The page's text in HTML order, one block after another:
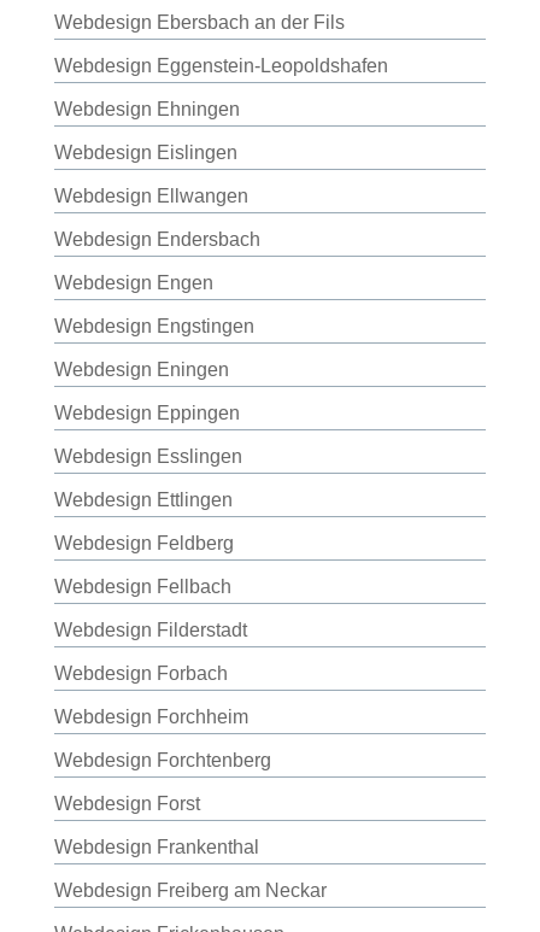
Webdesign Ebersbach an der Fils
Webdesign Eggenstein-Leopoldshafen
Webdesign Ehningen
Webdesign Eislingen
Webdesign Ellwangen
Webdesign Endersbach
Webdesign Engen
Webdesign Engstingen
Webdesign Eningen
Webdesign Eppingen
Webdesign Esslingen
Webdesign Ettlingen
Webdesign Feldberg
Webdesign Fellbach
Webdesign Filderstadt
Webdesign Forbach
Webdesign Forchheim
Webdesign Forchtenberg
Webdesign Forst
Webdesign Frankenthal
Webdesign Freiberg am Neckar